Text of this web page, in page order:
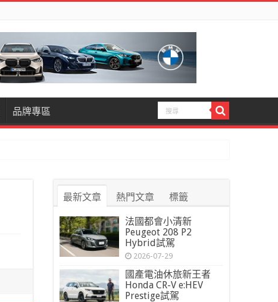
品牌專區
最新文章 熱門文章 標籤
法國都會小清新
Peugeot 208 P2
Hybrid試駕
2026-07-29
國產電油休旅新王者
Honda CR-V e:HEV
Prestige試駕